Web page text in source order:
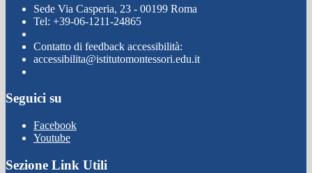
Sede Via Casperia, 23 - 00199 Roma
Tel: +39-06-1211-24865
Contatto di feedback accessibilità:
accessibilita@istitutomontessori.edu.it
Seguici su
Facebook
Youtube
Sezione Link Utili